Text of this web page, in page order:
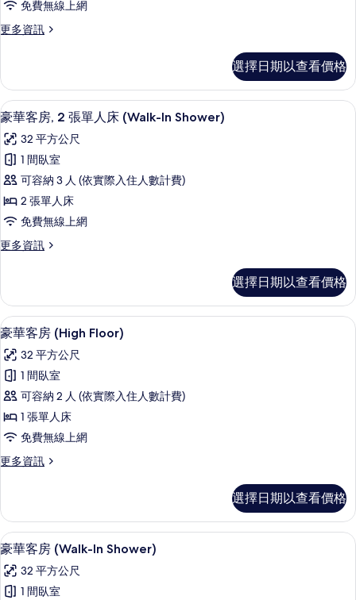
樂
部
的
所
有
相
片
用
俱
廊
的
詳
情
張
人
床
的
所
有
相
片
免費無線上網
更多資訊
更
客
房,
2
單
人
的
詳
情
選擇日期以查看價格
顯
示
豪
華
客
房,
張
人
床
(Walk-
In
Shower)
的
所
有
片
豪華客房, 2 張單人床 (Walk-In
6
豪華客房, 2 張單人床 (Walk-In Shower)
32 平方公尺
1 間臥室
可容納 3 人 (依實際入住人數計費)
2 張單人床
免費無線上網
更多資訊
更
客
房,
2
單
人
(Walk-
In
Shower)
的
詳
選擇日期以查看價格
顯
示
豪
華
客
房
(High
Floor)
有
相
片
高級寢具、羽絨被、迷你吧、客房內保
7
豪華客房 (High Floor)
32 平方公尺
1 間臥室
可容納 2 人 (依實際入住人數計費)
1 張單人床
免費無線上網
更多資訊
更
客
房
(High
的
詳
選擇日期以查看價格
顯
示
豪
高級寢具、羽絨被、迷你吧、客房內保
6
豪華客房 (Walk-In Shower)
32 平方公尺
1 間臥室